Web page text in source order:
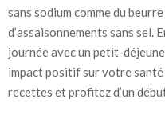
sans sodium comme du
d’assaisonnements sans sel.
journée avec un petit-
impact positif sur votre
recettes et profitez d’un